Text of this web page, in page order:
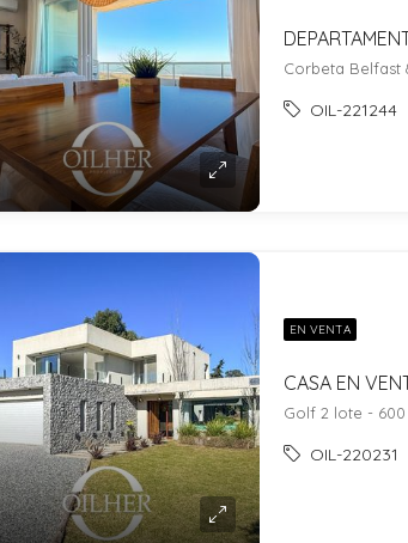
Corbeta Belfast
OIL-221244
EN VENTA
Golf 2 lote -
OIL-220231